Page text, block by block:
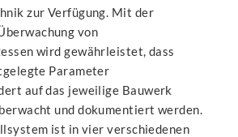
zur Verfügung. Mit der
von
wird gewährleistet, dass
Parameter
auf das jeweilige Bauwerk
und dokumentiert werden.
ist in vier verschiedenen